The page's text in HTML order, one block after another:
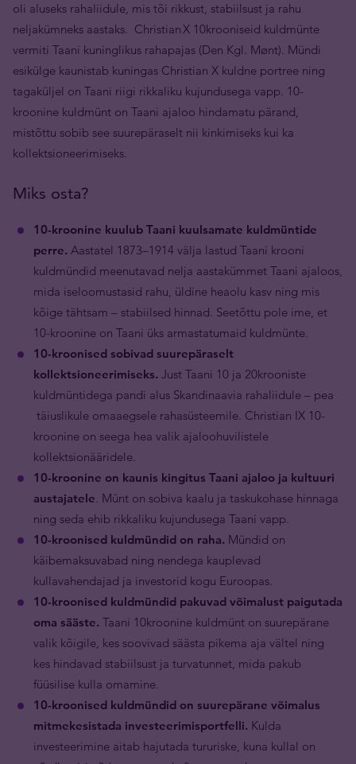
oli aluseks rahaliidule, mis tõi rikkust, stabiilsust ja rahu
neljakümneks aastaks. Christian X 10krooniseid kuldmünte
vermiti Taani kuninglikus rahapajas (Den Kgl. Mønt). Mündi
esikülge kaunistab kuningas Christian X kuldne portree ning
tagaküljel on Taani riigi rikkaliku kujundusega vapp. 10-
kroonine kuldmünt on Taani ajaloo hindamatu pärand,
mistõttu sobib see suurepäraselt nii kinkimiseks kui ka
kollektsioneerimiseks.
Miks osta?
10-kroonine kuulub Taani kuulsamate kuldmüntide
perre. Aastatel 1873–1914 välja lastud Taani krooni
kuldmündid meenutavad nelja aastakümmet Taani ajaloos,
mida iseloomustasid rahu, üldine heaolu kasv ning mis
kõige tähtsam – stabiilsed hinnad. Seetõttu pole ime, et
10-kroonine on Taani üks armastatumaid kuldmünte.
10-kroonised sobivad suurepäraselt
kollektsioneerimiseks. Just Taani 10 ja 20krooniste
kuldmüntidega pandi alus Skandinaavia rahaliidule – pea
täiuslikule omaaegsele rahasüsteemile. Christian IX 10-
kroonine on seega hea valik ajaloohuvilistele
kollektsionääridele.
10-kroonine on kaunis kingitus Taani ajaloo ja kultuuri
austajatele. Münt on sobiva kaalu ja taskukohase hinnaga
ning seda ehib rikkaliku kujundusega Taani vapp.
10-kroonised kuldmündid on raha. Mündid on
käibemaksuvabad ning nendega kauplevad
kullavahendajad ja investorid kogu Euroopas.
10-kroonised kuldmündid pakuvad võimalust paigutada
oma sääste. Taani 10kroonine kuldmünt on suurepärane
valik kõigile, kes soovivad säästa pikema aja vältel ning
kes hindavad stabiilsust ja turvatunnet, mida pakub
füüsilise kulla omamine.
10-kroonised kuldmündid on suurepärane võimalus
mitmekesistada investeerimisportfelli. Kulda
investeerimine aitab hajutada tururiske, kuna kullal on